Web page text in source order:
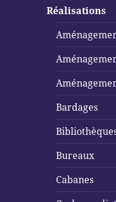
Réalisations
Bardages
Bureaux
Cabanes